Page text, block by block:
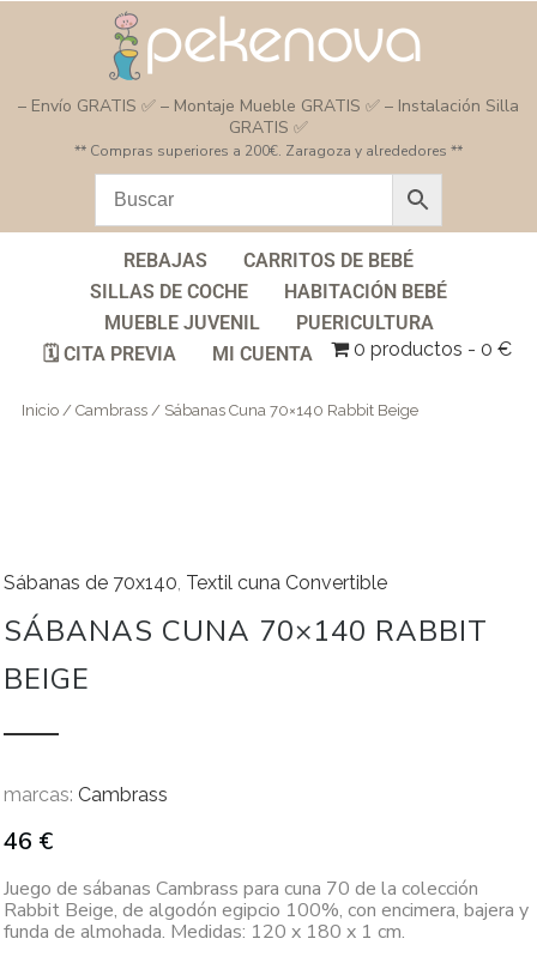
– Envío GRATIS ✅ – Montaje Mueble GRATIS ✅ – Instalación Silla
GRATIS ✅
** Compras superiores a 200€. Zaragoza y alrededores **
REBAJAS
CARRITOS DE BEBÉ
SILLAS DE COCHE
HABITACIÓN BEBÉ
MUEBLE JUVENIL
PUERICULTURA
🗓️ CITA PREVIA
MI CUENTA 0 productos 0 €
Inicio / Cambrass / Sábanas Cuna 70×140 Rabbit Beige
Sábanas de 70x140, Textil cuna Convertible
SÁBANAS CUNA 70×140 RABBIT
BEIGE
marcas: Cambrass
46 €
Juego de sábanas Cambrass para cuna 70 de la colección
Rabbit Beige, de algodón egipcio 100%, con encimera, bajera y
funda de almohada. Medidas: 120 x 180 x 1 cm.